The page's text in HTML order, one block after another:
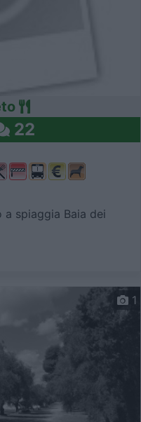
22
spiaggia Baia dei
1